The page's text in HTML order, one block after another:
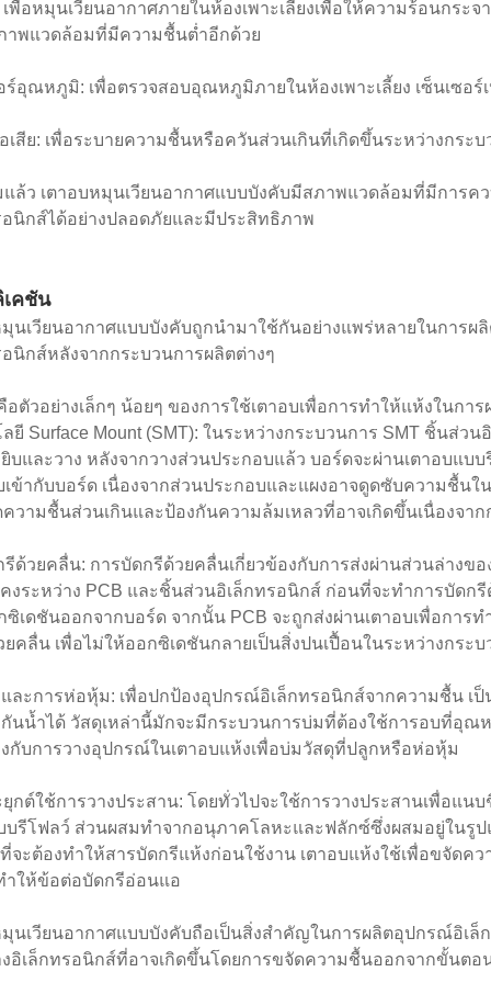
พื่อหมุนเวียนอากาศภายในห้องเพาะเลี้ยงเพื่อให้ความร้อนกระ
าพแวดล้อมที่มีความชื้นต่ำอีกด้วย
ร์อุณหภูมิ: เพื่อตรวจสอบอุณหภูมิภายในห้องเพาะเลี้ยง เซ็นเซอ
เสีย: เพื่อระบายความชื้นหรือควันส่วนเกินที่เกิดขึ้นระหว่างกระ
แล้ว เตาอบหมุนเวียนอากาศแบบบังคับมีสภาพแวดล้อมที่มีการ
อนิกส์ได้อย่างปลอดภัยและมีประสิทธิภาพ
คชัน
มุนเวียนอากาศแบบบังคับถูกนำมาใช้กันอย่างแพร่หลายในการ
นิกส์หลังจากกระบวนการผลิตต่างๆ
ตัวอย่างเล็กๆ น้อยๆ ของการใช้เตาอบเพื่อการทำให้แห้งในกา
ยี Surface Mount (SMT): ในระหว่างกระบวนการ SMT ชิ้นส่ว
บและวาง หลังจากวางส่วนประกอบแล้ว บอร์ดจะผ่านเตาอบแ
ข้ากับบอร์ด เนื่องจากส่วนประกอบและแผงอาจดูดซับความชื้นใ
ความชื้นส่วนเกินและป้องกันความล้มเหลวที่อาจเกิดขึ้นเนื่องจา
ด้วยคลื่น: การบัดกรีด้วยคลื่นเกี่ยวข้องกับการส่งผ่านส่วนล่างข
งระหว่าง PCB และชิ้นส่วนอิเล็กทรอนิกส์ ก่อนที่จะทำการบัดก
ซิเดชันออกจากบอร์ด จากนั้น PCB จะถูกส่งผ่านเตาอบเพื่อการ
คลื่น เพื่อไม่ให้ออกซิเดชันกลายเป็นสิ่งปนเปื้อนในระหว่างกระ
และการห่อหุ้ม: เพื่อปกป้องอุปกรณ์อิเล็กทรอนิกส์จากความชื้น เ
นน้ำได้ วัสดุเหล่านี้มักจะมีกระบวนการบ่มที่ต้องใช้การอบที่อุณ
งกับการวางอุปกรณ์ในเตาอบแห้งเพื่อบ่มวัสดุที่ปลูกหรือห่อหุ้ม
กต์ใช้การวางประสาน: โดยทั่วไปจะใช้การวางประสานเพื่อแ
บรีโฟลว์ ส่วนผสมทำจากอนุภาคโลหะและฟลักซ์ซึ่งผสมอยู่ในรูป
จะต้องทำให้สารบัดกรีแห้งก่อนใช้งาน เตาอบแห้งใช้เพื่อขจัดค
ำให้ข้อต่อบัดกรีอ่อนแอ
มุนเวียนอากาศแบบบังคับถือเป็นสิ่งสำคัญในการผลิตอุปกรณ์อิเ
งอิเล็กทรอนิกส์ที่อาจเกิดขึ้นโดยการขจัดความชื้นออกจากขั้นตอ